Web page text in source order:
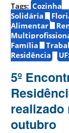
Tags: Cozinha
Solidária
Alimentar
Família
Residência
5º
realizado
outubro